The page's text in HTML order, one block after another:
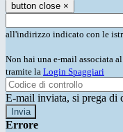
button close ×
all'indirizzo indicato con le
Non hai una e-mail associata
tramite la Login Spaggiari
E-mail inviata, si prega di
Errore